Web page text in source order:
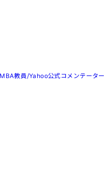
教員/Yahoo公式コメンテータ